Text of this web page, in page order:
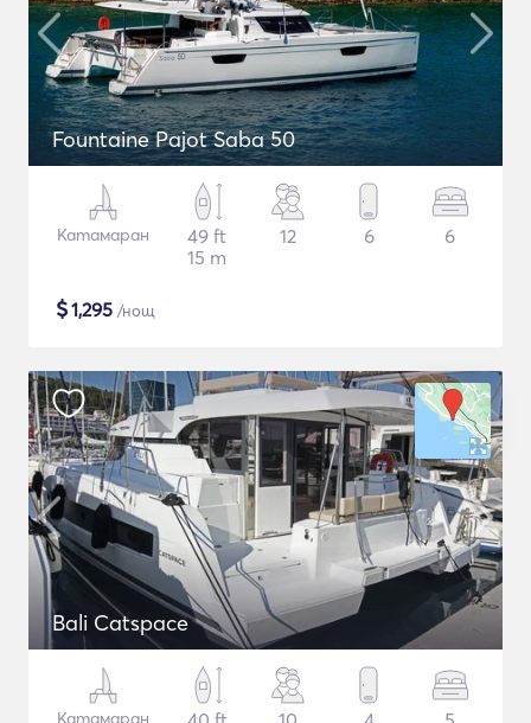
Fountaine Pajot Saba 50
Катамаран
49 ft
15 m
12 6 6
$1,295 /нощ
Bali Catspace
Катамаран